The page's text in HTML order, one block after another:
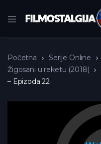
Početna Serije Online
Žigosani u reketu (2018)
– Epizoda 22